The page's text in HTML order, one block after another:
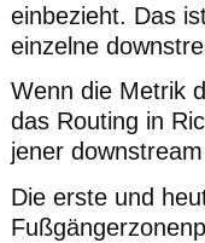
einbezieht. Das
einzelne
Wenn die Metrik
das Routing in
jener
Die erste und